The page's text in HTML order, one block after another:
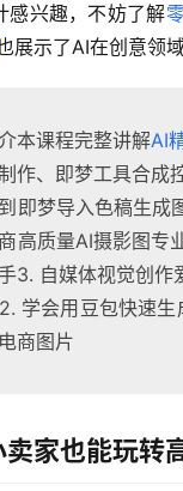
感兴趣，不妨了解
展示了AI在创意领
本课程完整讲解AI
作、即梦工具合成
即梦导入色稿生成
高质量AI摄影图专
3. 自媒体视觉创
学会用豆包快速
商图片
家也能玩转